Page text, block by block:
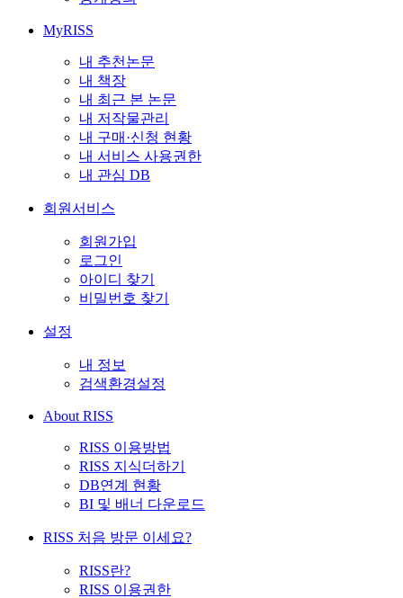
MyRISS
내 추천논문
내 책장
내 최근 본 논문
내 저작물관리
내 구매·신청 현황
내 서비스 사용권한
내 관심 DB
회원서비스
회원가입
로그인
아이디 찾기
비밀번호 찾기
설정
내 정보
검색환경설정
About RISS
RISS 이용방법
RISS 지식더하기
DB연계 현황
BI 및 배너 다운로드
RISS 처음 방문 이세요?
RISS란?
RISS 이용권한